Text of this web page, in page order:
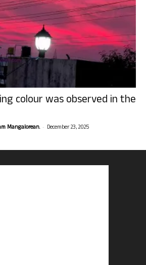
colour was observed in the
Mangalorean. - December 23, 2025